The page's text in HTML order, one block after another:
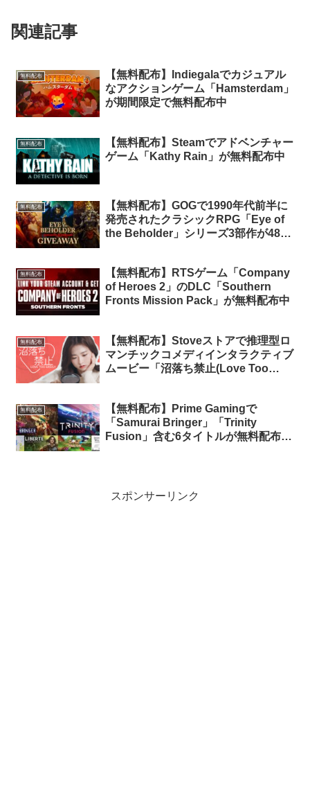
関連記事
無料配布
【無料配布】Indiegalaでカジュアル
なアクションゲーム「Hamsterdam」
が期間限定で無料配布中
無料配布
【無料配布】Steamでアドベンチャー
ゲーム「Kathy Rain」が無料配布中
無料配布
【無料配布】GOGで1990年代前半に
発売されたクラシックRPG「Eye of
the Beholder」シリーズ3部作が48時
無料配布
【無料配布】RTSゲーム「Company
of Heroes 2」のDLC「Southern
Fronts Mission Pack」が無料配布中
無料配布
【無料配布】Stoveストアで推理型ロ
マンチックコメディインタラクティブ
ムービー「沼落ち禁止(Love Too
無料配布
【無料配布】Prime Gamingで
「Samurai Bringer」「Trinity
Fusion」含む6タイトルが無料配布
スポンサーリンク